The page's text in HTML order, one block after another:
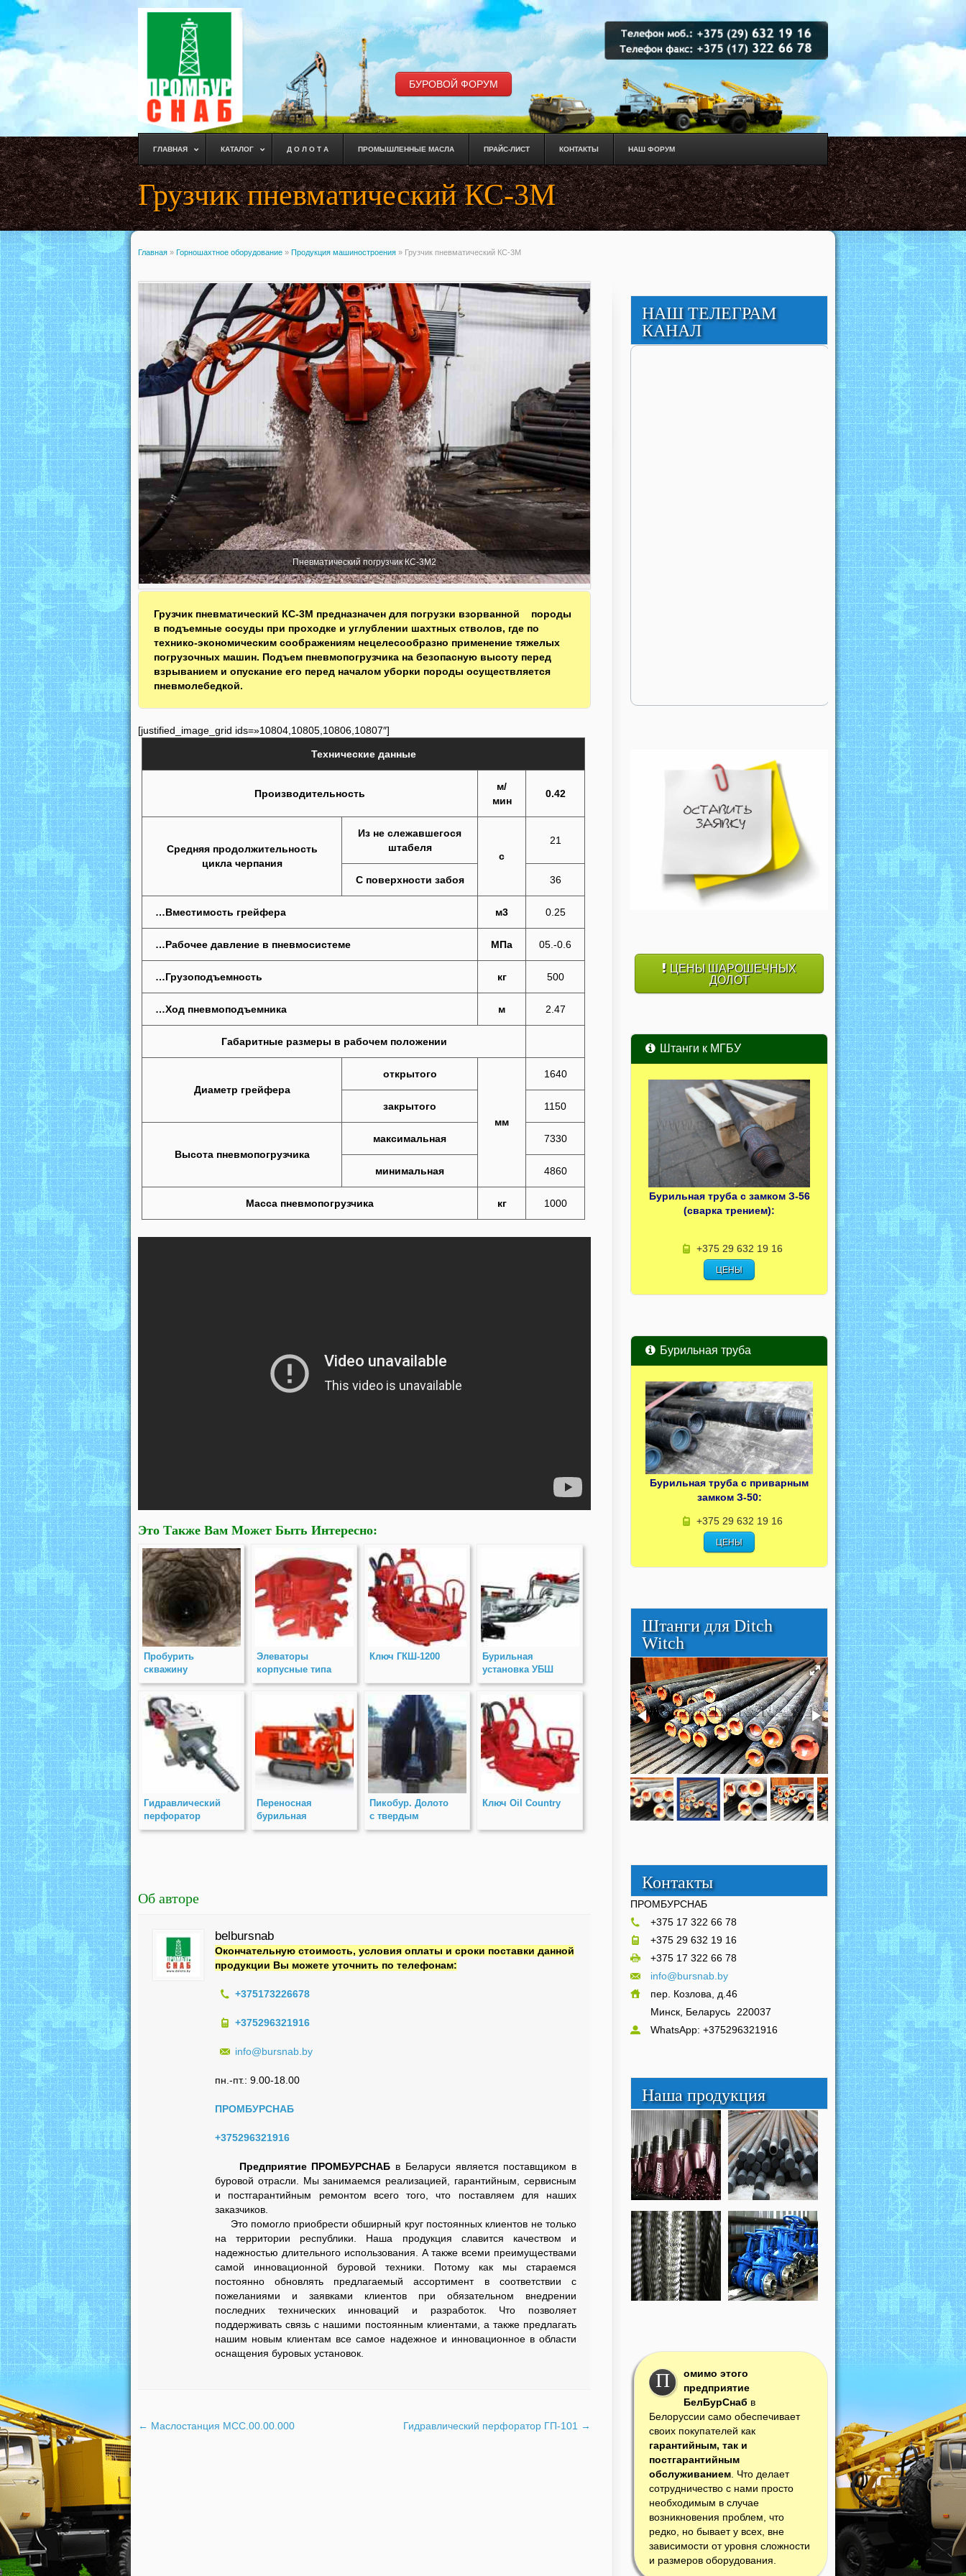
БУРОВОЙ ФОРУМ
ГЛАВНАЯ КАТАЛОГ Д О Л О Т А ПРОМЫШЛЕННЫЕ МАСЛА ПРАЙС-ЛИСТ КОНТАКТЫ НАШ ФОРУМ
Грузчик пневматический КС-3М
Главная » Горношахтное оборудование » Продукция машиностроения » Грузчик пневматический КС-3М
Пневматический погрузчик КС-3М2
Грузчик пневматический КС-3М предназначен для погрузки взорванной породы
в подъемные сосуды при проходке и углублении шахтных стволов, где по
технико-экономическим соображениям нецелесообразно применение тяжелых
погрузочных машин. Подъем пневмопогрузчика на безопасную высоту перед
взрыванием и опускание его перед началом уборки породы осуществляется
пневмолебедкой.
[justified_image_grid ids=»10804,10805,10806,10807″]
Технические данные
Производительность
м/
мин
0.42
Средняя продолжительность
цикла черпания
Из не слежавшегося
штабеля
с
21
С поверхности забоя 36
…Вместимость грейфера м3 0.25
…Рабочее давление в пневмосистеме МПа 05.-0.6
…Грузоподъемность кг 500
…Ход пневмоподъемника м 2.47
Габаритные размеры в рабочем положении
Диаметр грейфера
открытого
мм
1640
закрытого 1150
Высота пневмопогрузчика
максимальная 7330
минимальная 4860
Масса пневмопогрузчика кг 1000
Это Также Вам Может Быть Интересно:
Пробурить
скважину
Элеваторы
корпусные типа
КМ
Ключ ГКШ-1200
Бурильная
установка УБШ
316
Гидравлический
перфоратор
ГП-101
Переносная
бурильная
установка ПБУ
Пикобур. Долото
с твердым
сплавом.
Ключ Oil Country
Об авторе
belbursnab
Окончательную стоимость, условия оплаты и сроки поставки данной
продукции Вы можете уточнить по телефонам:
+375173226678
+375296321916
info@bursnab.by
пн.-пт.: 9.00-18.00
ПРОМБУРСНАБ
+375296321916
Предприятие ПРОМБУРСНАБ в Беларуси является поставщиком в
буровой отрасли. Мы занимаемся реализацией, гарантийным, сервисным
и постгарантийным ремонтом всего того, что поставляем для наших
заказчиков.
Это помогло приобрести обширный круг постоянных клиентов не только
на территории республики. Наша продукция славится качеством и
надежностью длительного использования. А также всеми преимуществами
самой инновационной буровой техники. Потому как мы стараемся
постоянно обновлять предлагаемый ассортимент в соответствии с
пожеланиями и заявками клиентов при обязательном внедрении
последних технических инноваций и разработок. Что позволяет
поддерживать связь с нашими постоянным клиентами, а также предлагать
нашим новым клиентам все самое надежное и инновационное в области
оснащения буровых установок.
← Маслостанция МСC.00.00.000 Гидравлический перфоратор ГП-101 →
НАШ ТЕЛЕГРАМ
КАНАЛ
ЦЕНЫ ШАРОШЕЧНЫХ
ДОЛОТ
Штанги к МГБУ
Бурильная труба с замком З-56
(сварка трением):
+375 29 632 19 16
ЦЕНЫ
Бурильная труба
Бурильная труба с приварным
замком З-50:
+375 29 632 19 16
ЦЕНЫ
Штанги для Ditch
Witch
Контакты
ПРОМБУРСНАБ
+375 17 322 66 78
+375 29 632 19 16
+375 17 322 66 78
info@bursnab.by
пер. Козлова, д.46
Минск, Беларусь 220037
WhatsApp: +375296321916
Наша продукция
П
омимо этого
предприятие
БелБурСнаб в
Белоруссии само обеспечивает
своих покупателей как
гарантийным, так и
постгарантийным
обслуживанием. Что делает
сотрудничество с нами просто
необходимым в случае
возникновения проблем, что
редко, но бывает у всех, вне
зависимости от уровня сложности
и размеров оборудования.